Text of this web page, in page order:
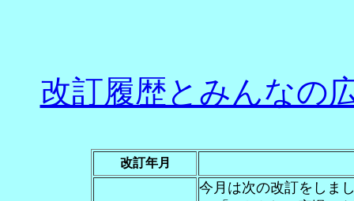
改訂履歴とみんなの
改訂年月
今月は次の改訂をしま